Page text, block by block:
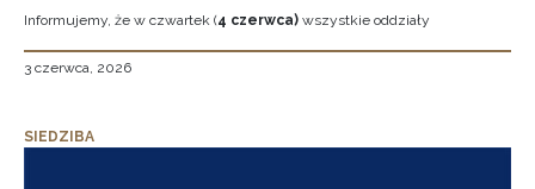
Informujemy, że w czwartek (4 czerwca) wszystkie oddziały
3 czerwca, 2026
SIEDZIBA